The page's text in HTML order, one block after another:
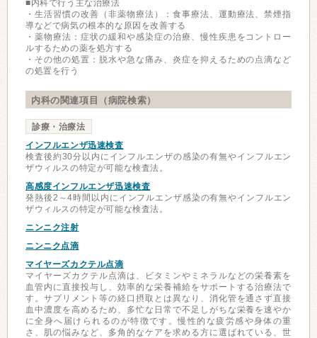
■内科で行う主な治療法
・生活習慣の改善（非薬物療法）：食事療法、運動療法、禁煙指
導などで病気の根本的な原因を改善する
・薬物療法：症状の緩和や感染症の治療、慢性疾患をコントロー
ルするための薬を処方する
・その他の処置：脱水や急な痛み、炎症を抑えるための点滴など
の処置を行う
内科の関連項目（病院検索）
診療・治療法
インフルエンザ迅速検査
検査後約30分以内にインフルエンザの感染の有無やインフルエン
ザウィルスの特定が可能な検査法。
高感度インフルエンザ迅速検査
発熱後2～4時間以内にインフルエンザ感染の有無やインフルエン
ザウィルスの特定が可能な検査法。
ニンニク注射
ニンニク点滴
マイヤーズカクテル点滴
マイヤーズカクテル点滴は、ビタミンやミネラルなどの栄養素を
血管内に直接投与し、効率的な栄養補給をサポートする治療法で
す。サプリメント等の経口摂取とは異なり、消化管を通さず直接
血中濃度を高めるため、多忙な日常で不足しがちな栄養を速やか
に全身へ届けられるのが特徴です。慢性的な疲労感や身体の重
さ、肌の悩みなど、多角的なケアを求める方に選ばれている、世